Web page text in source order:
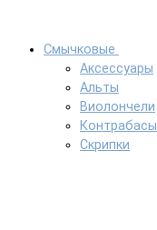
Смычковые
Аксессуары
Альты
Виолончели
Контрабасы
Скрипки